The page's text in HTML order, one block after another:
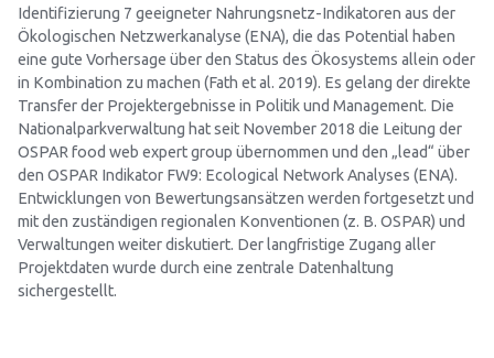
Identifizierung 7 geeigneter Nahrungsnetz-Indikatoren aus der
Ökologischen Netzwerkanalyse (ENA), die das Potential haben
eine gute Vorhersage über den Status des Ökosystems allein oder
in Kombination zu machen (Fath et al. 2019). Es gelang der direkte
Transfer der Projektergebnisse in Politik und Management. Die
Nationalparkverwaltung hat seit November 2018 die Leitung der
OSPAR food web expert group übernommen und den „lead“ über
den OSPAR Indikator FW9: Ecological Network Analyses (ENA).
Entwicklungen von Bewertungsansätzen werden fortgesetzt und
mit den zuständigen regionalen Konventionen (z. B. OSPAR) und
Verwaltungen weiter diskutiert. Der langfristige Zugang aller
Projektdaten wurde durch eine zentrale Datenhaltung
sichergestellt.